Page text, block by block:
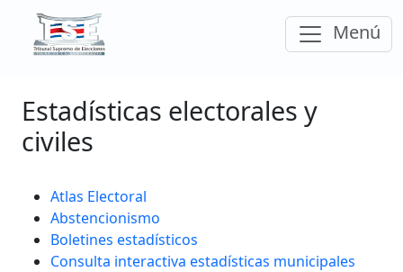
Ir a la página principal del Tribunal
el
Menú
Estadísticas electorales y
civiles
Atlas Electoral
Abstencionismo
Boletines estadísticos
Consulta interactiva estadísticas municipales